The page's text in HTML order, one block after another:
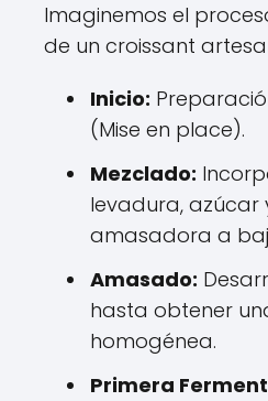
Imaginemos el
de un croissant
Inicio:
(Mise en place).
Mezclado:
levadura, azúcar
amasadora a
Amasado:
hasta obtener
homogénea.
Primera